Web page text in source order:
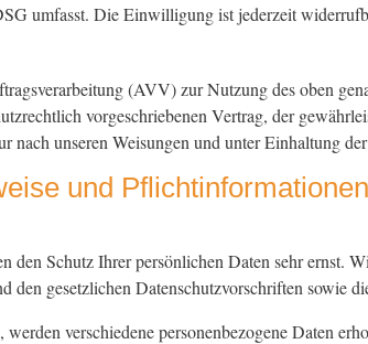
umfasst. Die Einwilligung ist jederzeit
(AVV) zur Nutzung des oben
vorgeschriebenen Vertrag, der
nach unseren Weisungen und unter Einhaltung
und Pflicht­informationen
den Schutz Ihrer persönlichen Daten sehr ernst.
den gesetzlichen Datenschutzvorschriften sowie
verschiedene personenbezogene Daten